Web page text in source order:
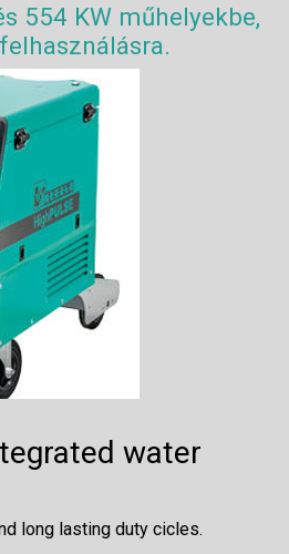
554 KW műhelyekbe,
water
long lasting duty cicles.